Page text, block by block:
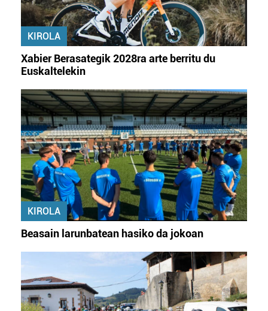
KIROLA
Xabier Berasategik 2028ra arte berritu du
Euskaltelekin
KIROLA
Beasain larunbatean hasiko da jokoan